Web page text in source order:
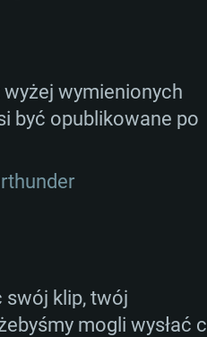
obsługująca
Internet
(pełny klient)
Vega II lub
Internet
(pełny klient)
1060 nowymi
nowymi
(minimalna
Vulkan
Internet
wymienionych
być opublikowane po
swój klip, twój
mogli wysłać